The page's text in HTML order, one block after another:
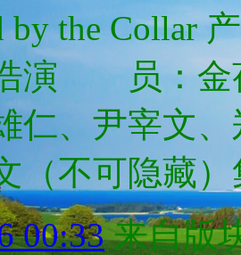
by the
演 员：金
仁、尹宰
（不可隐藏
00:33来自版